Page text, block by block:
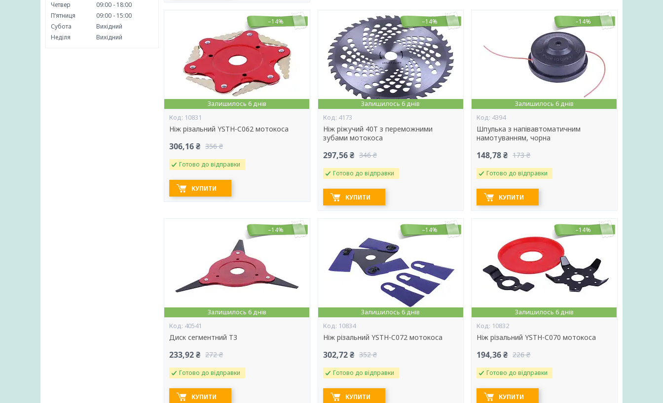
Четвер
09:00
18:00
Пʼятниця
09:00
15:00
Субота
Вихідний
Неділя
Вихідний
–14%
Залишилось 6 днів
10831
Ніж різальний YSTH-C062 мотокоса
306,16 ₴ 356 ₴
Готово до відправки
КУПИТИ
–14%
Залишилось 6 днів
4173
Ніж ріжучий 40Т з переможними
зубами мотокоса
297,56 ₴ 346 ₴
Готово до відправки
КУПИТИ
–14%
Залишилось 6 днів
4394
Шпулька з напівавтоматичним
намотуванням, чорна
148,78 ₴ 173 ₴
Готово до відправки
КУПИТИ
–14%
Залишилось 6 днів
40541
Диск сегментний Т3
233,92 ₴ 272 ₴
Готово до відправки
КУПИТИ
–14%
Залишилось 6 днів
10834
Ніж різальний YSTH-C072 мотокоса
302,72 ₴ 352 ₴
Готово до відправки
КУПИТИ
–14%
Залишилось 6 днів
10832
Ніж різальний YSTH-C070 мотокоса
194,36 ₴ 226 ₴
Готово до відправки
КУПИТИ